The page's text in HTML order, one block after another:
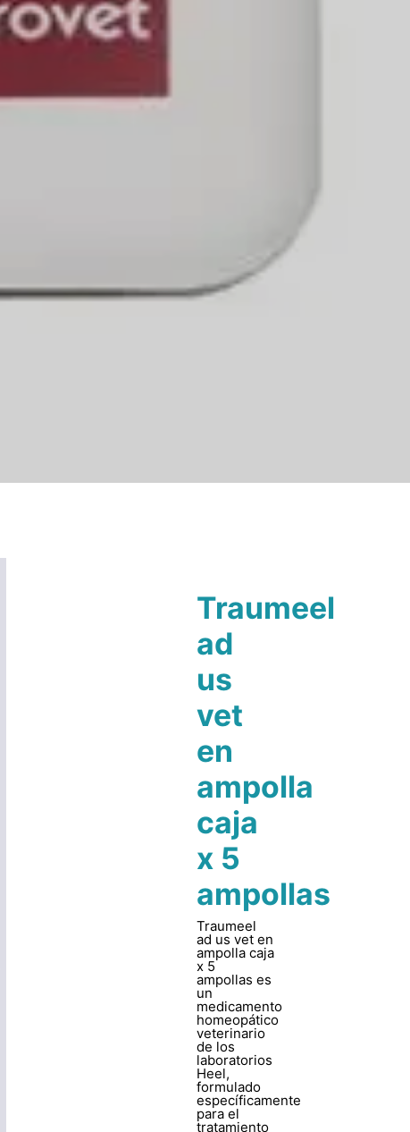
Traumeel
ad
us
vet
en
ampolla
caja
x 5
ampollas
Traumeel
ad us vet en
ampolla caja
x 5
ampollas es
un
medicamento
homeopático
veterinario
de los
laboratorios
Heel,
formulado
específicamente
para el
tratamiento